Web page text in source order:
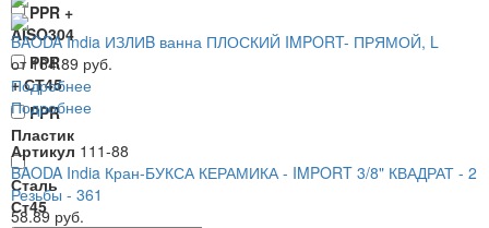
PPR +
AISO304
PPR
+ СТ45
PPR
Пластик
Сталь
Ст45
BAODA India ИЗЛИB ванна ПЛОСКИЙ IMPORT- ПРЯМОЙ, L
от 164.89 руб.
Подробнее
Подробнее
Артикул 111-88
BAODA India Кран-БУКСА КЕРАМИКА - IMPORT 3/8" КВАДРАТ - 2
Резьбы - 361
58.89 руб.